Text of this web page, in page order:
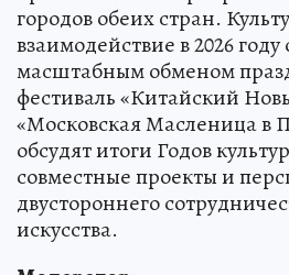
городов обеих стран.
взаимодействие в 2026
масштабным обменом
фестиваль «Китайский
«Московская Масленица в
обсудят итоги Годов
совместные проекты и
двустороннего
искусства.